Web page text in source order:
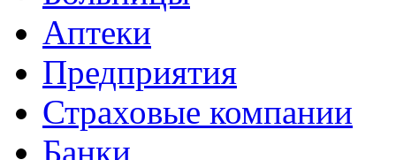
Аптеки
Предприятия
Страховые компании
Банки